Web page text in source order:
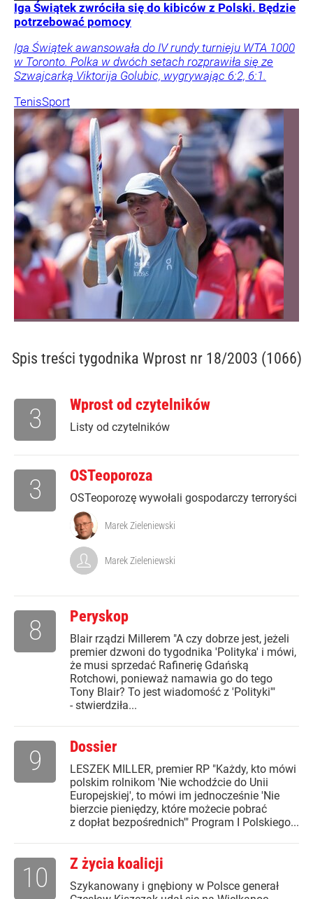
Iga Świątek zwróciła się do kibiców z Polski. Będzie
potrzebować pomocy
Iga Świątek awansowała do IV rundy turnieju WTA 1000
w Toronto. Polka w dwóch setach rozprawiła się ze
Szwajcarką Viktorija Golubic, wygrywając 6:2, 6:1.
TenisSport
Spis treści tygodnika Wprost nr 18/2003 (1066)
Wprost od czytelników
Listy od czytelników
3
OSTeoporoza
OSTeoporozę wywołali gospodarczy terroryści
3
Marek Zieleniewski
Marek Zieleniewski
Peryskop
Blair rządzi Millerem "A czy dobrze jest, jeżeli
premier dzwoni do tygodnika 'Polityka' i mówi,
że musi sprzedać Rafinerię Gdańską
Rotchowi, ponieważ namawia go do tego
Tony Blair? To jest wiadomość z 'Polityki'"
- stwierdziła...
8
Dossier
LESZEK MILLER, premier RP "Każdy, kto mówi
polskim rolnikom 'Nie wchodźcie do Unii
Europejskiej', to mówi im jednocześnie 'Nie
bierzcie pieniędzy, które możecie pobrać
z dopłat bezpośrednich'" Program I Polskiego...
9
Z życia koalicji
Szykanowany i gnębiony w Polsce generał
10